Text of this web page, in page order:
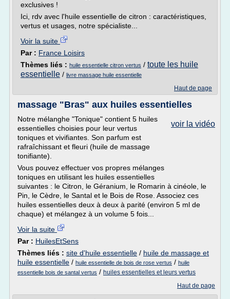
exclusives !
Ici, rdv avec l'huile essentielle de citron : caractéristiques,
vertus et usages, notre spécialiste...
Voir la suite
Par : France Loisirs
Thèmes liés : huile essentielle citron vertus / toute les huile
essentielle / livre massage huile essentielle
Haut de page
massage "Bras" aux huiles essentielles
voir la vidéo
Notre mélanghe "Tonique" contient 5 huiles
essentielles choisies pour leur vertus
toniques et vivifiantes. Son parfum est
rafraîchissant et fleuri (huile de massage
tonifiante).
Vous pouvez effectuer vos propres mélanges
toniques en utilisant les huiles essentielles
suivantes : le Citron, le Géranium, le Romarin à cinéole, le
Pin, le Cèdre, le Santal et le Bois de Rose. Associez ces
huiles essentielles deux à deux à parité (environ 5 ml de
chaque) et mélangez à un volume 5 fois...
Voir la suite
Par : HuilesEtSens
Thèmes liés : site d'huile essentielle / huile de massage et
huile essentielle / huile essentielle de bois de rose vertus / huile
essentielle bois de santal vertus / huiles essentielles et leurs vertus
Haut de page